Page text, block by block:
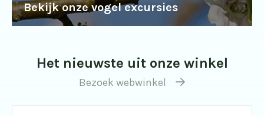
Bekijk onze vogel excursies
Het nieuwste uit onze winkel
Bezoek webwinkel